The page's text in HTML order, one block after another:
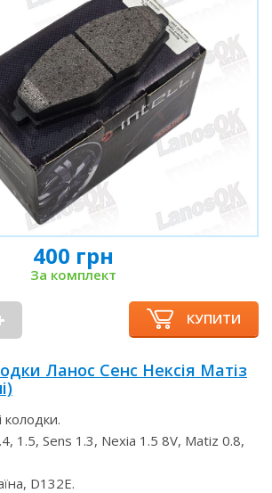
400 грн
За комплект
КУПИТИ
Ланос Сенс Нексія Матіз
колодки.
1.5, Sens 1.3, Nexia 1.5 8V, Matiz 0.8,
D132E.